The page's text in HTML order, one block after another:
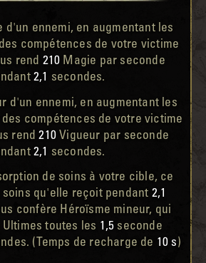
d'un ennemi, en augmentant les
compétences de votre victime
rend 210 Magie par seconde
2,1 secondes.
d'un ennemi, en augmentant les
compétences de votre victime
rend210 Vigueur par seconde
2,1 secondes.
de soins à votre cible, ce
soins qu'elle reçoit pendant 2,1
confère Héroïsme mineur, qui
Ultimes toutes les 1,5 seconde
(Temps de recharge de 10 s)